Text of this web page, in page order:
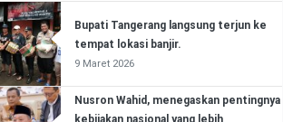
Bupati Tangerang langsung terjun ke
tempat lokasi banjir.
9 Maret 2026
Nusron Wahid, menegaskan pentingnya
kebijakan nasional yang lebih